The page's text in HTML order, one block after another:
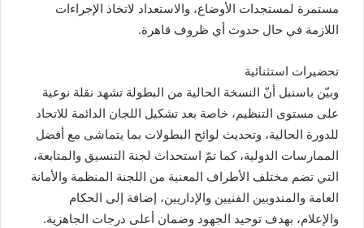
مستمرة لمستجدات الأوضاع، والاستعداد لاتخاذ الإجراءات
اللازمة في حال حدوث أي ظروف قاهرة.
تحضيرات استثنائية
وبيّن باسنبل أنّ النسخة الحالية من البطولة تشهد نقلة نوعية
على مستوى التنظيم، خاصة بعد تشكيل اللجان الدائمة للاتحاد
للدورة الحالية، وتحديث لوائح البطولات بما يتماشى مع أفضل
الممارسات الدولية، كما تمّ استحداث لجنة التنسيق والمتابعة،
التي تضم مختلف الأطراف المعنية من اللجنة المنظمة والأمانة
العامة والمندوبين الفنيين والإداريين، إضافة إلى الحكام
والإعلام، بهدف توحيد الجهود وضمان أعلى درجات الجاهزية.